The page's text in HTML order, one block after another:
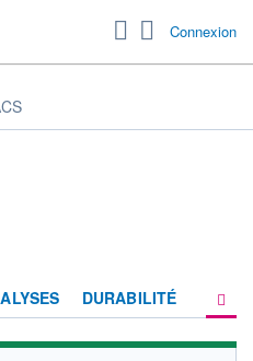
Connexion
DURABILITÉ